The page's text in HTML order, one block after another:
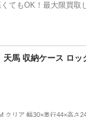
てもOK！最大限買取
天馬 収納ケース ロ
クリア 幅30×奥行44×高